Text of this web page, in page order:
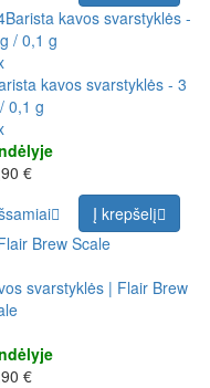
kavos svarstyklės - 3
0,1 g
€
Į krepšelį
svarstyklės | Flair Brew
€